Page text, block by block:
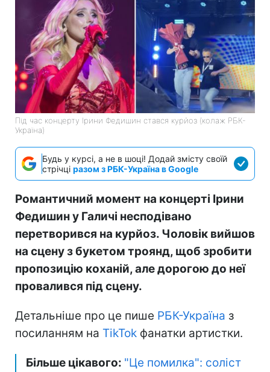
Під час концерту Ірини Федишин стався курйоз (колаж РБК-
Україна)
Будь у курсі, а не в шоці! Додай змісту своїй
стрічці разом з РБК-Україна в Google
Романтичний момент на концерті Ірини
Федишин у Галичі несподівано
перетворився на курйоз. Чоловік вийшов
на сцену з букетом троянд, щоб зробити
пропозицію коханій, але дорогою до неї
провалився під сцену.
Детальніше про це пише РБК-Україна з
посиланням на TikTok фанатки артистки.
Більше цікавого: "Це помилка": соліст